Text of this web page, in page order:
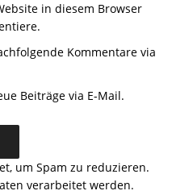
in diesem Browser
Kommentare via
Beiträge via E-Mail.
um Spam zu reduzieren.
verarbeitet werden.